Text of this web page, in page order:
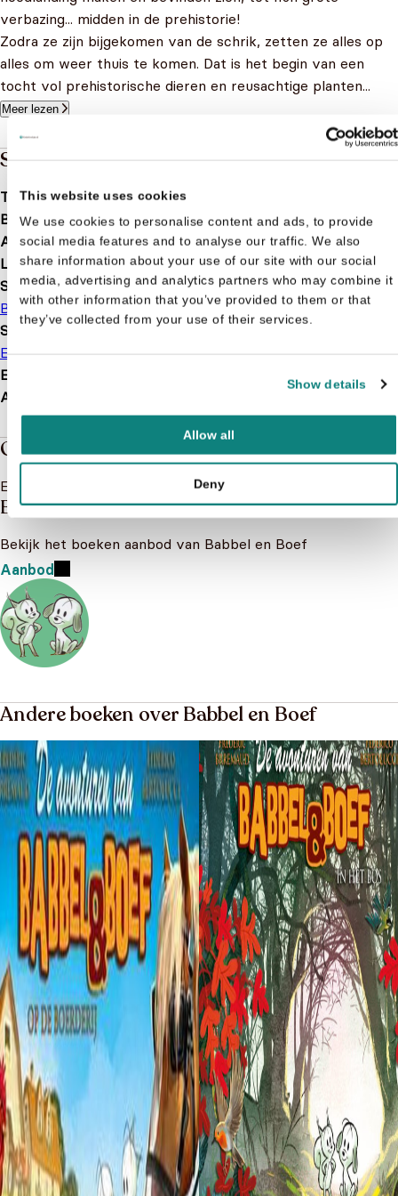
This website uses cookies
We use cookies to personalise content and ads, to provide
social media features and to analyse our traffic. We also
share information about your use of our site with our social
media, advertising and analytics partners who may combine it
with other information that you’ve provided to them or that
they’ve collected from your use of their services.
Show details
Allow all
Deny
verbazing... midden in de prehistorie!
Zodra ze zijn bijgekomen van de schrik, zetten ze alles op
alles om weer thuis te komen. Dat is het begin van een
tocht vol prehistorische dieren en reusachtige planten...
Meer lezen
Specificaties
Taalnl
BindwijzeHardcover
Aantal pagina's 32
Leeftijd4 t/m 10 jaar
Serie of karakter
Babbel en BoefDinosaurus
Soort boek
EducatiefLeesboekVoorleesboek
EAN
Afmetingen
Over de boeken van Babbel en Boef
Er is nog niks geschreven over Babbel en Boef
Babbel en Boef
Bekijk het boeken aanbod van Babbel en Boef
Aanbod
Andere boeken over Babbel en Boef